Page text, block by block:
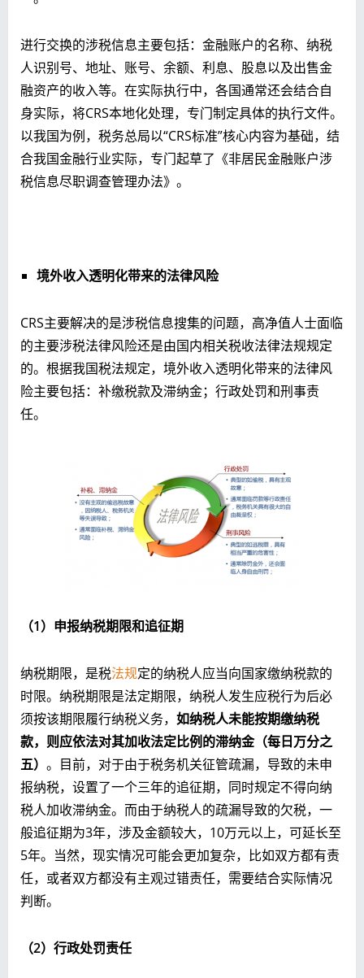
进行交换的涉税信息主要包括：金融账户的名称、纳税
人识别号、地址、账号、余额、利息、股息以及出售金
融资产的收入等。在实际执行中，各国通常还会结合自
身实际，将CRS本地化处理，专门制定具体的执行文件。
以我国为例，税务总局以“CRS标准”核心内容为基础，结
合我国金融行业实际，专门起草了《非居民金融账户涉
税信息尽职调查管理办法》。
境外收入透明化带来的法律风险
CRS主要解决的是涉税信息搜集的问题，高净值人士面临
的主要涉税法律风险还是由国内相关税收法律法规规定
的。根据我国税法规定，境外收入透明化带来的法律风
险主要包括：补缴税款及滞纳金；行政处罚和刑事责
任。
（1）申报纳税期限和追征期
纳税期限，是税法规定的纳税人应当向国家缴纳税款的
时限。纳税期限是法定期限，纳税人发生应税行为后必
须按该期限履行纳税义务， 如纳税人未能按期缴纳税
款，则应依法对其加收法定比例的滞纳金（每日万分之
五） 。目前，对于由于税务机关征管疏漏，导致的未申
报纳税，设置了一个三年的追征期，同时规定不得向纳
税人加收滞纳金。而由于纳税人的疏漏导致的欠税，一
般追征期为3年，涉及金额较大，10万元以上，可延长至
5年。当然，现实情况可能会更加复杂，比如双方都有责
任，或者双方都没有主观过错责任，需要结合实际情况
判断。
（2）行政处罚责任